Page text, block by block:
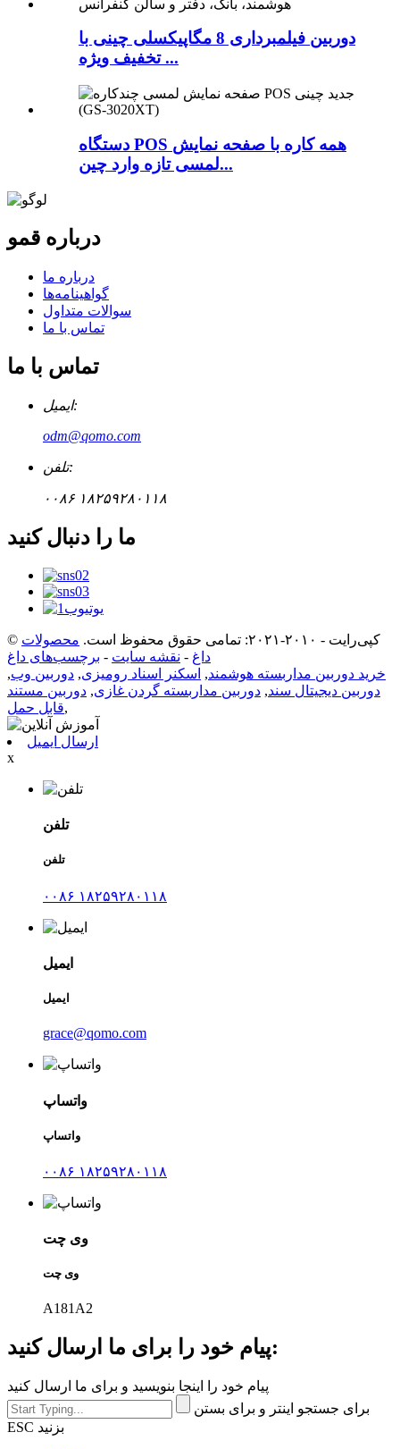
دوربین فیلمبرداری 8 مگاپیکسلی چینی با
تخفیف ویژه ...
دستگاه POS همه کاره با صفحه نمایش
لمسی تازه وارد چین...
درباره قمو
درباره ما
گواهینامه‌ها
سوالات متداول
تماس با ما
تماس با ما
ایمیل:
odm@qomo.com
تلفن:
۰۰۸۶ ۱۸۲۵۹۲۸۰۱۱۸
ما را دنبال کنید
© کپی‌رایت - ۲۰۱۰-۲۰۲۱: تمامی حقوق محفوظ است.
محصولات
داغ - نقشه سایت - برچسب‌های داغ
خرید دوربین مداربسته هوشمند, اسکنر اسناد رومیزی, دوربین وب,
دوربین دیجیتال سند, دوربین مداربسته گردن غازی, دوربین مستند
قابل حمل,
ارسال ایمیل
x
تلفن
تلفن
۰۰۸۶ ۱۸۲۵۹۲۸۰۱۱۸
ایمیل
ایمیل
grace@qomo.com
واتساپ
واتساپ
۰۰۸۶ ۱۸۲۵۹۲۸۰۱۱۸
وی چت
وی چت
A181A2
پیام خود را برای ما ارسال کنید:
پیام خود را اینجا بنویسید و برای ما ارسال کنید
برای جستجو اینتر و برای بستن
ESC بزنید